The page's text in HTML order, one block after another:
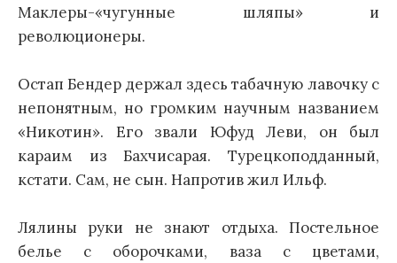
Маклеры-«чугунные шляпы» и
революционеры.
Остап Бендер держал здесь табачную лавочку с
непонятным, но громким научным названием
«Никотин». Его звали Юфуд Леви, он был
караим из Бахчисарая. Турецкоподданный,
кстати. Сам, не сын. Напротив жил Ильф.
Лялины руки не знают отдыха. Постельное
белье с оборочками, ваза с цветами,